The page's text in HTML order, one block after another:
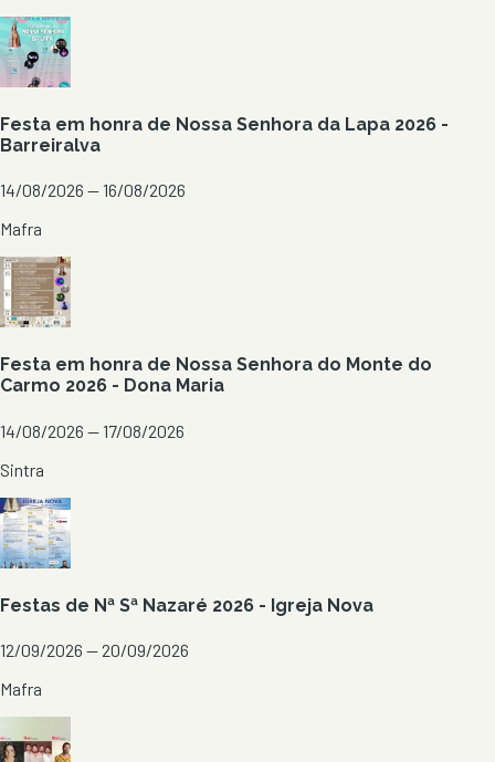
Festa em honra de Nossa Senhora da Lapa 2026 -
Barreiralva
14/08/2026 — 16/08/2026
Mafra
Festa em honra de Nossa Senhora do Monte do
Carmo 2026 - Dona Maria
14/08/2026 — 17/08/2026
Sintra
Festas de Nª Sª Nazaré 2026 - Igreja Nova
12/09/2026 — 20/09/2026
Mafra